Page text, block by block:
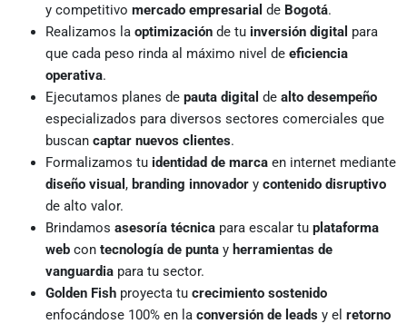
y competitivo mercado empresarial de Bogotá.
Realizamos la optimización de tu inversión digital para
que cada peso rinda al máximo nivel de eficiencia
operativa.
Ejecutamos planes de pauta digital de alto desempeño
especializados para diversos sectores comerciales que
buscan captar nuevos clientes.
Formalizamos tu identidad de marca en internet mediante
diseño visual , branding innovador y contenido disruptivo
de alto valor.
Brindamos asesoría técnica para escalar tu plataforma
web con tecnología de punta y herramientas de
vanguardia para tu sector.
Golden Fish proyecta tu crecimiento sostenido
enfocándose 100% en la conversión de leads y el retorno